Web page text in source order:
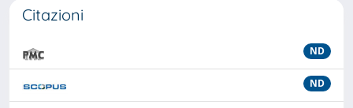
Citazioni
ND
ND